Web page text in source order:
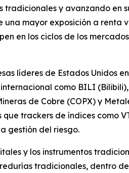
tradicionales y avanzando en
una mayor exposición a renta
en los ciclos de los
líderes de Estados Unidos
como BILI
de Cobre (COPX) y
trackers de índices como
gestión del riesgo.
y los instrumentos
tradicionales, dentro